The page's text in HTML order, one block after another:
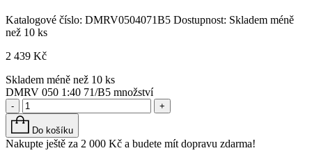
Katalogové číslo: DMRV0504071B5 Dostupnost: Skladem méně
než 10 ks
2 439 Kč
Skladem méně než 10 ks
DMRV 050 1:40 71/B5 množství
- +
Do košíku
Nakupte ještě za 2 000 Kč a budete mít dopravu zdarma!